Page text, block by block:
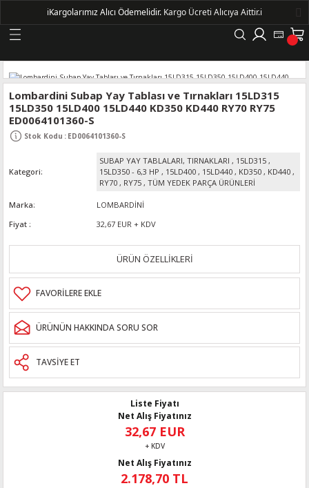
Geri Dön
KASNAKLI ALTERNATÖRLER - 1500
Lombardini Subap Yay Tablası ve Tırnakları 15LD315
15LD350 15LD400 15LD440 KD350 KD440 RY70 RY75
ED0064101360-S
Stok Kodu : ED0064101360-S
Kategori
SUBAP YAY TABLALARI, TIRNAKLARI , 15LD315 ,
15LD350 - 6,3 HP , 15LD400 , 15LD440 , KD350 , KD440 ,
RY70 , RY75 , TÜM YEDEK PARÇA ÜRÜNLERİ
Marka
LOMBARDİNİ
Fiyat
32,67 EUR + KDV
ÜRÜN ÖZELLİKLERİ
ÜRÜNÜN HAKKINDA SORU SOR
TAVSİYE ET
Liste Fiyatı
Net Alış Fiyatınız
32,67 EUR
+ KDV
Net Alış Fiyatınız
2.178,70 TL
ℹ️Kargolarımız Alıcı Ödemelidir. Kargo Ücreti Alıcıya Aittir.ℹ️